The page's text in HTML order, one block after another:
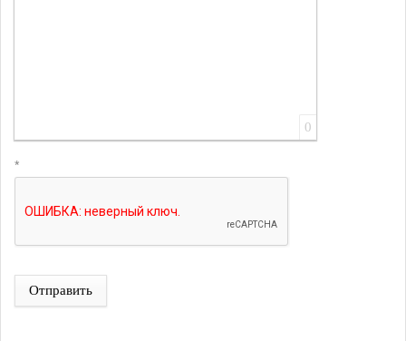
0
*
Отправить